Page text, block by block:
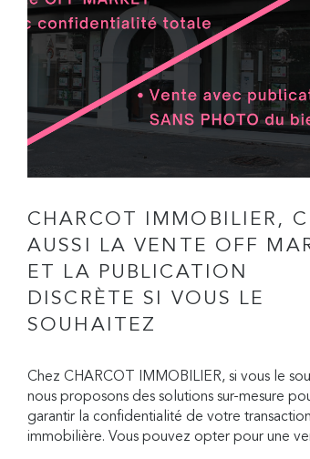
CHARCOT IMMOBILIER,
AUSSI LA VENTE OFF
ET LA PUBLICATION
DISCRÈTE SI VOUS LE
SOUHAITEZ
Chez CHARCOT IMMOBILIER, si vous le
nous proposons des solutions sur-mesure
garantir la confidentialité de votre transaction
immobilière. Vous pouvez opter pour une